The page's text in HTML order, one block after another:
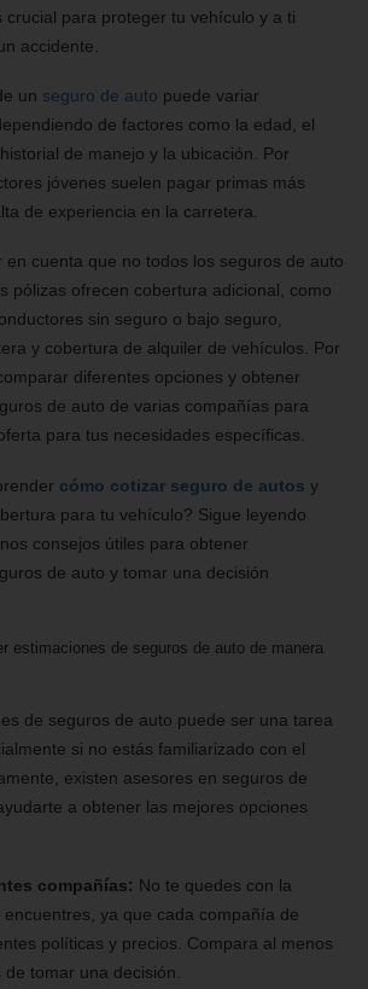
crucial para proteger tu vehículo y a ti
accidente.
un seguro de auto puede variar
de factores como la edad, el
de manejo y la ubicación. Por
jóvenes suelen pagar primas más
de experiencia en la carretera.
en cuenta que no todos los seguros de auto
pólizas ofrecen cobertura adicional, como
sin seguro o bajo seguro,
y cobertura de alquiler de vehículos. Por
diferentes opciones y obtener
de auto de varias compañías para
para tus necesidades específicas.
cómo cotizar seguro de autos y
para tu vehículo? Sigue leyendo
consejos útiles para obtener
de auto y tomar una decisión
estimaciones de seguros de auto de manera
de seguros de auto puede ser una tarea
si no estás familiarizado con el
existen asesores en seguros de
a obtener las mejores opciones
compañías: No te quedes con la
ya que cada compañía de
políticas y precios. Compara al menos
tomar una decisión.